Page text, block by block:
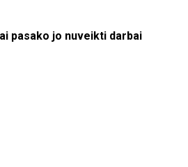
pasako jo nuveikti darbai